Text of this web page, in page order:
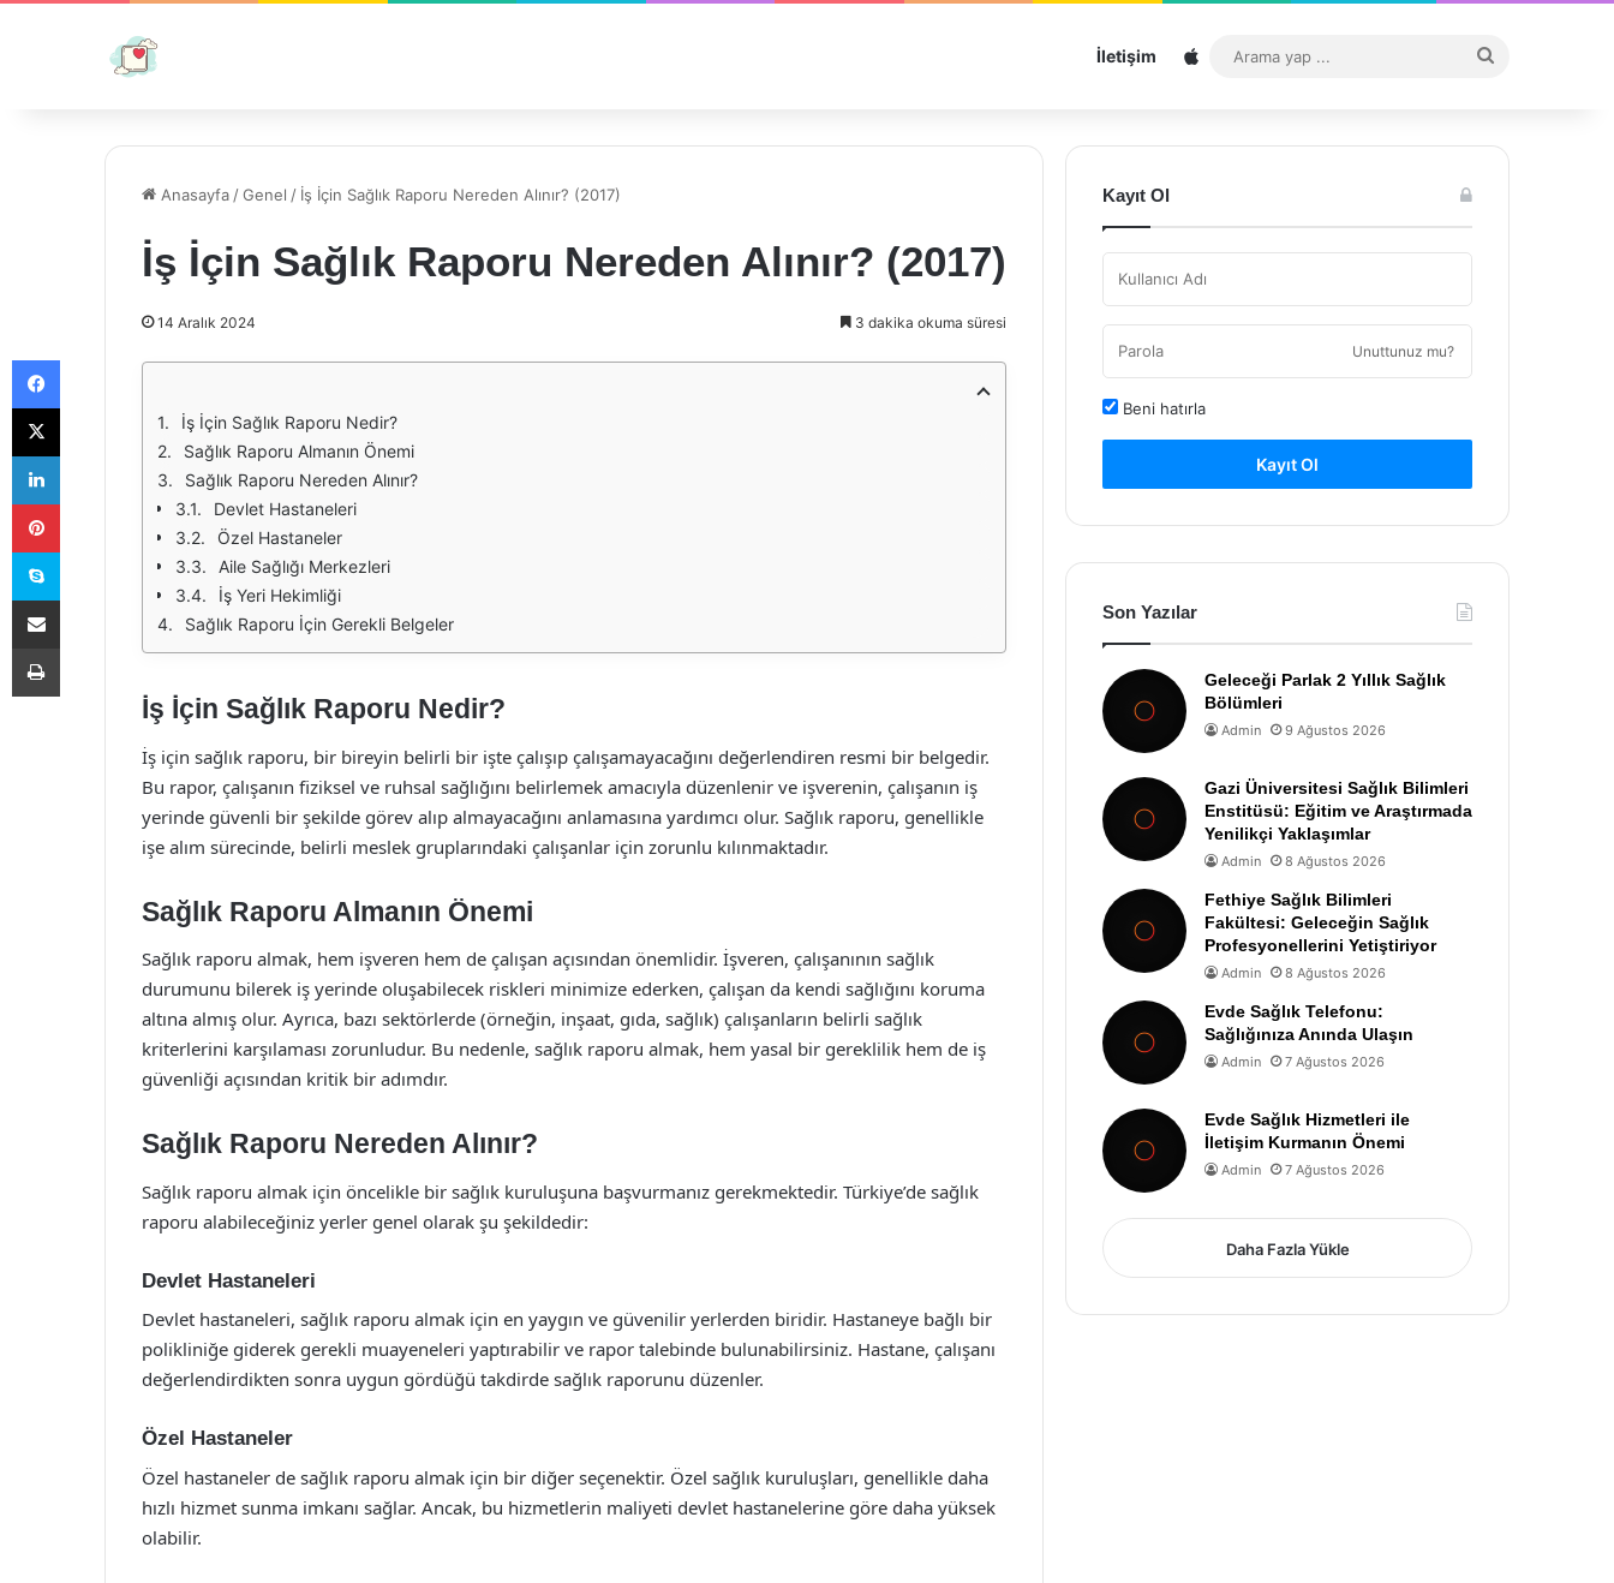
İletişim Sitemap
...
Anasayfa /Genel / İş İçin Sağlık Raporu Nereden Alınır? (2017)
İş İçin Sağlık Raporu Nereden Alınır? (2017)
14 Aralık 2024 3 dakika okuma süresi
İş İçin Sağlık Raporu Nedir?
Sağlık Raporu Almanın Önemi
Sağlık Raporu Nereden Alınır?
Devlet Hastaneleri
Özel Hastaneler
Aile Sağlığı Merkezleri
İş Yeri Hekimliği
Sağlık Raporu İçin Gerekli Belgeler
İş İçin Sağlık Raporu Nedir?
İş için sağlık raporu, bir bireyin belirli bir işte çalışıp çalışamayacağını değerlendiren resmi bir belgedir.
Bu rapor, çalışanın fiziksel ve ruhsal sağlığını belirlemek amacıyla düzenlenir ve işverenin, çalışanın iş
yerinde güvenli bir şekilde görev alıp almayacağını anlamasına yardımcı olur. Sağlık raporu, genellikle
işe alım sürecinde, belirli meslek gruplarındaki çalışanlar için zorunlu kılınmaktadır.
Sağlık Raporu Almanın Önemi
Sağlık raporu almak, hem işveren hem de çalışan açısından önemlidir. İşveren, çalışanının sağlık
durumunu bilerek iş yerinde oluşabilecek riskleri minimize ederken, çalışan da kendi sağlığını koruma
altına almış olur. Ayrıca, bazı sektörlerde (örneğin, inşaat, gıda, sağlık) çalışanların belirli sağlık
kriterlerini karşılaması zorunludur. Bu nedenle, sağlık raporu almak, hem yasal bir gereklilik hem de iş
güvenliği açısından kritik bir adımdır.
Sağlık Raporu Nereden Alınır?
Sağlık raporu almak için öncelikle bir sağlık kuruluşuna başvurmanız gerekmektedir. Türkiye’de sağlık
raporu alabileceğiniz yerler genel olarak şu şekildedir:
Devlet Hastaneleri
Devlet hastaneleri, sağlık raporu almak için en yaygın ve güvenilir yerlerden biridir. Hastaneye bağlı bir
polikliniğe giderek gerekli muayeneleri yaptırabilir ve rapor talebinde bulunabilirsiniz. Hastane, çalışanı
değerlendirdikten sonra uygun gördüğü takdirde sağlık raporunu düzenler.
Özel Hastaneler
Özel hastaneler de sağlık raporu almak için bir diğer seçenektir. Özel sağlık kuruluşları, genellikle daha
hızlı hizmet sunma imkanı sağlar. Ancak, bu hizmetlerin maliyeti devlet hastanelerine göre daha yüksek
olabilir.
Kayıt Ol
Unuttunuz mu?
Beni hatırla
Kayıt Ol
Son Yazılar
Geleceği Parlak 2 Yıllık Sağlık
Bölümleri
Admin 9 Ağustos 2026
Gazi Üniversitesi Sağlık Bilimleri
Enstitüsü: Eğitim ve Araştırmada
Yenilikçi Yaklaşımlar
Admin 8 Ağustos 2026
Fethiye Sağlık Bilimleri
Fakültesi: Geleceğin Sağlık
Profesyonellerini Yetiştiriyor
Admin 8 Ağustos 2026
Evde Sağlık Telefonu:
Sağlığınıza Anında Ulaşın
Admin 7 Ağustos 2026
Evde Sağlık Hizmetleri ile
İletişim Kurmanın Önemi
Admin 7 Ağustos 2026
Daha Fazla Yükle
Facebook
X
LinkedIn
Pinterest
Skype
E-Posta ile paylaş